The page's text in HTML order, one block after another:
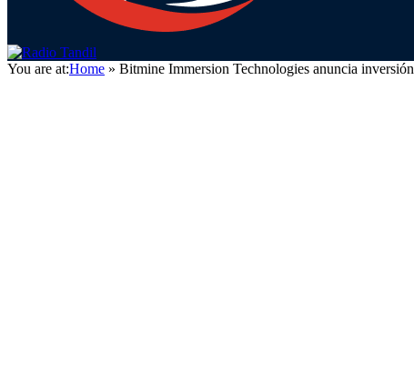
You are at:Home » Bitmine Immersion Technologies anuncia